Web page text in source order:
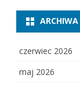
ARCHIWA
czerwiec 2026
maj 2026